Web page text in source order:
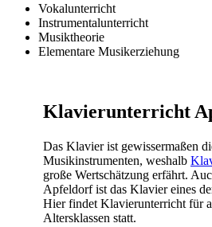
Vokalunterricht
Instrumentalunterricht
Musiktheorie
Elementare Musikerziehung
Klavierunterricht
Das Klavier ist gewissermaßen
Musikinstrumenten, weshalb
große Wertschätzung erfährt.
Apfeldorf ist das Klavier eines
Hier findet Klavierunterricht für
Altersklassen statt.